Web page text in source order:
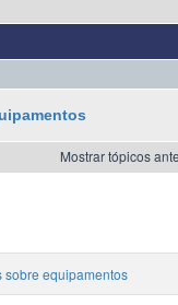
Mostrar tópicos
sobre equipamentos